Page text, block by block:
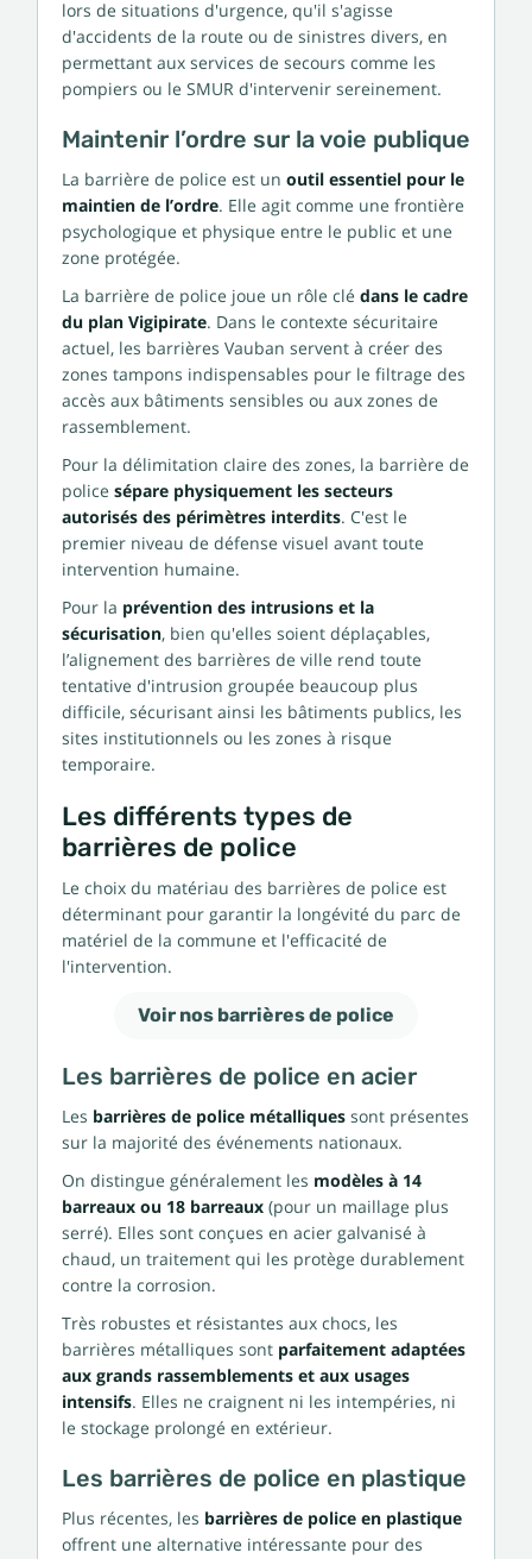
lors de situations d'urgence, qu'il s'agisse
d'accidents de la route ou de sinistres divers, en
permettant aux services de secours comme les
pompiers ou le SMUR d'intervenir sereinement.
Maintenir l’ordre sur la voie publique
La barrière de police est un outil essentiel pour le
maintien de l’ordre. Elle agit comme une frontière
psychologique et physique entre le public et une
zone protégée.
La barrière de police joue un rôle clé dans le cadre
du plan Vigipirate. Dans le contexte sécuritaire
actuel, les barrières Vauban servent à créer des
zones tampons indispensables pour le filtrage des
accès aux bâtiments sensibles ou aux zones de
rassemblement.
Pour la délimitation claire des zones, la barrière de
police sépare physiquement les secteurs
autorisés des périmètres interdits. C'est le
premier niveau de défense visuel avant toute
intervention humaine.
Pour la prévention des intrusions et la
sécurisation, bien qu'elles soient déplaçables,
l’alignement des barrières de ville rend toute
tentative d'intrusion groupée beaucoup plus
difficile, sécurisant ainsi les bâtiments publics, les
sites institutionnels ou les zones à risque
temporaire.
Les différents types de
barrières de police
Le choix du matériau des barrières de police est
déterminant pour garantir la longévité du parc de
matériel de la commune et l'efficacité de
l'intervention.
Voir nos barrières de police
Les barrières de police en acier
Les barrières de police métalliques sont présentes
sur la majorité des événements nationaux.
On distingue généralement les modèles à 14
barreaux ou 18 barreaux (pour un maillage plus
serré). Elles sont conçues en acier galvanisé à
chaud, un traitement qui les protège durablement
contre la corrosion.
Très robustes et résistantes aux chocs, les
barrières métalliques sont parfaitement adaptées
aux grands rassemblements et aux usages
intensifs. Elles ne craignent ni les intempéries, ni
le stockage prolongé en extérieur.
Les barrières de police en plastique
Plus récentes, les barrières de police en plastique
offrent une alternative intéressante pour des